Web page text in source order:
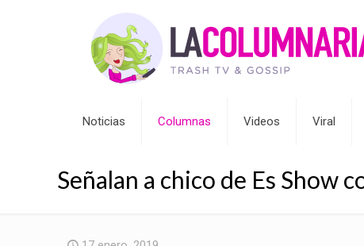
Noticias Columnas Videos Viral
Señalan a chico de Es Show